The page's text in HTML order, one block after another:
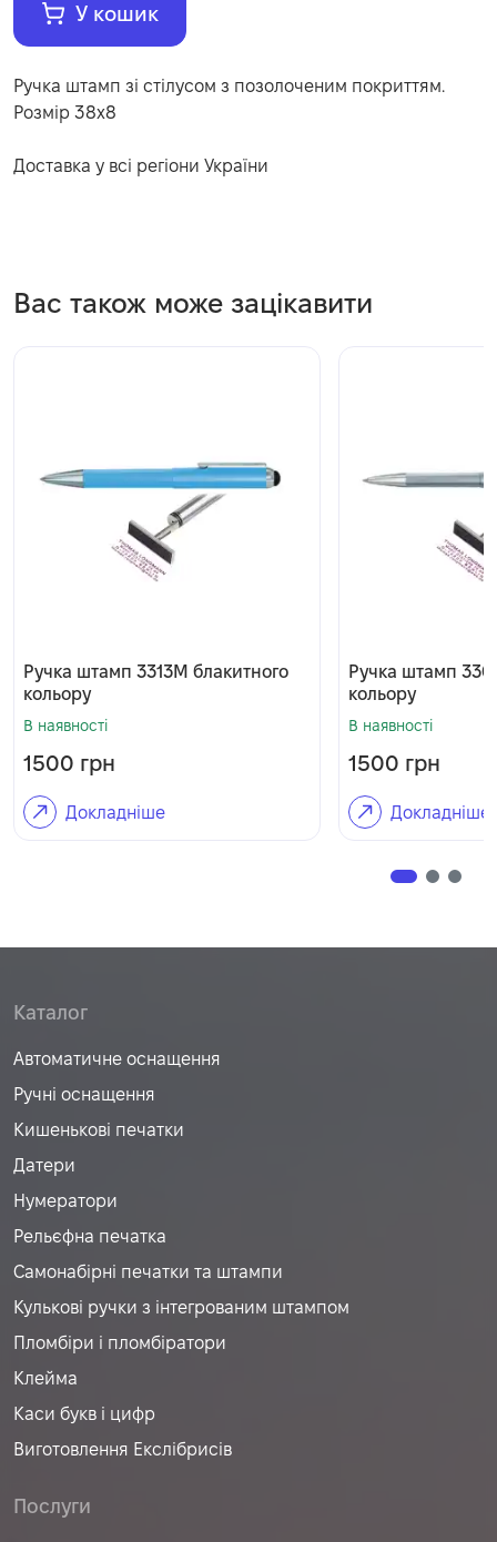
У кошик
Ручка штамп зі стілусом з позолоченим покриттям.
Розмір 38x8
Доставка у всі регіони України
Вас також може зацікавити
Ручка штамп 3313М блакитного
кольору
В наявності
1500 грн
Докладніше
Ручка штамп
кольору
В наявності
1500 грн
Докладніше
Послуги
Каталог
Автоматичне оснащення
Ручні оснащення
Кишенькові печатки
Датери
Нумератори
Рельєфна печатка
Самонабірні печатки та штампи
Кулькові ручки з інтегрованим штампом
Пломбіри і пломбіратори
Клейма
Каси букв і цифр
Виготовлення Екслібрисів